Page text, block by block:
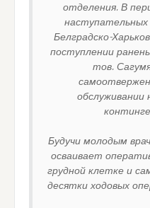
отделения. В
наступательных
Белградско-
поступлении
тов.
обслуживании
Будучи молодым
осваивает
грудной клетке и
десятки ходовых